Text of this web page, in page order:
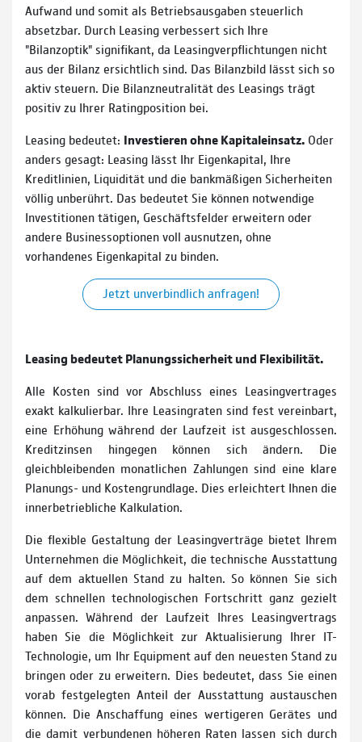
Aufwand und somit als Betriebsausgaben steuerlich
absetzbar. Durch Leasing verbessert sich Ihre
"Bilanzoptik" signifikant, da Leasingverpflichtungen nicht
aus der Bilanz ersichtlich sind. Das Bilanzbild lässt sich so
aktiv steuern. Die Bilanzneutralität des Leasings trägt
positiv zu Ihrer Ratingposition bei.
Leasing bedeutet: Investieren ohne Kapitaleinsatz. Oder
anders gesagt: Leasing lässt Ihr Eigenkapital, Ihre
Kreditlinien, Liquidität und die bankmäßigen Sicherheiten
völlig unberührt. Das bedeutet Sie können notwendige
Investitionen tätigen, Geschäftsfelder erweitern oder
andere Businessoptionen voll ausnutzen, ohne
vorhandenes Eigenkapital zu binden.
Jetzt unverbindlich anfragen!
Leasing bedeutet Planungssicherheit und Flexibilität.
Alle Kosten sind vor Abschluss eines Leasingvertrages
exakt kalkulierbar. Ihre Leasingraten sind fest vereinbart,
eine Erhöhung während der Laufzeit ist ausgeschlossen.
Kreditzinsen hingegen können sich ändern. Die
gleichbleibenden monatlichen Zahlungen sind eine klare
Planungs- und Kostengrundlage. Dies erleichtert Ihnen die
innerbetriebliche Kalkulation.
Die flexible Gestaltung der Leasingverträge bietet Ihrem
Unternehmen die Möglichkeit, die technische Ausstattung
auf dem aktuellen Stand zu halten. So können Sie sich
dem schnellen technologischen Fortschritt ganz gezielt
anpassen. Während der Laufzeit Ihres Leasingvertrags
haben Sie die Möglichkeit zur Aktualisierung Ihrer IT-
Technologie, um Ihr Equipment auf den neuesten Stand zu
bringen oder zu erweitern. Dies bedeutet, dass Sie einen
vorab festgelegten Anteil der Ausstattung austauschen
können. Die Anschaffung eines wertigeren Gerätes und
die damit verbundenen höheren Raten lassen sich durch